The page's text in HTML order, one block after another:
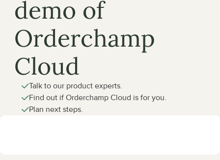
demo of
Orderchamp
Cloud
Talk to our product experts.
Find out if Orderchamp Cloud is for you.
Plan next steps.